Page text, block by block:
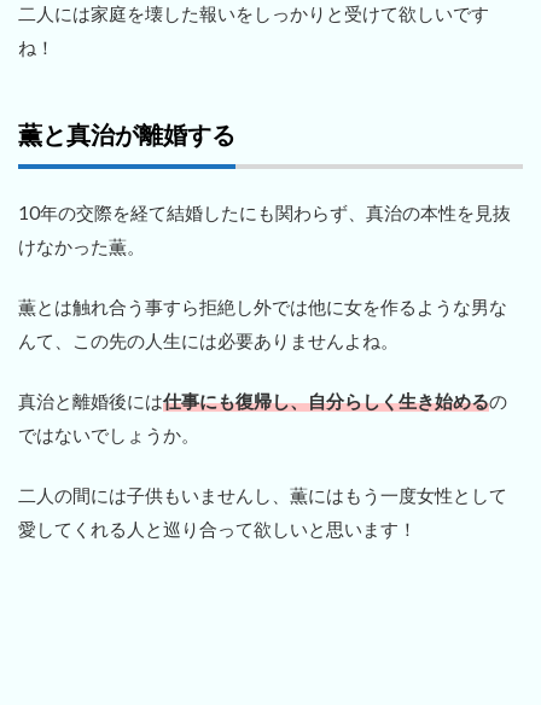
二人には家庭を壊した報いをしっかりと受けて欲しいです
ね！
薫と真治が離婚する
10年の交際を経て結婚したにも関わらず、真治の本性を見抜
けなかった薫。
薫とは触れ合う事すら拒絶し外では他に女を作るような男な
んて、この先の人生には必要ありませんよね。
真治と離婚後には仕事にも復帰し、自分らしく生き始めるの
ではないでしょうか。
二人の間には子供もいませんし、薫にはもう一度女性として
愛してくれる人と巡り合って欲しいと思います！